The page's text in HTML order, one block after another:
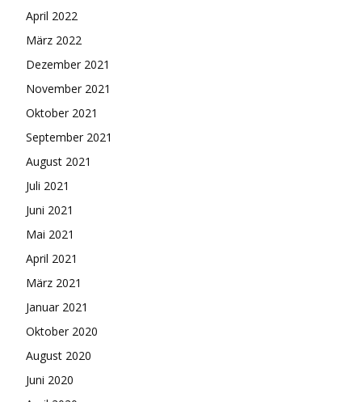
April 2022
März 2022
Dezember 2021
November 2021
Oktober 2021
September 2021
August 2021
Juli 2021
Juni 2021
Mai 2021
April 2021
März 2021
Januar 2021
Oktober 2020
August 2020
Juni 2020